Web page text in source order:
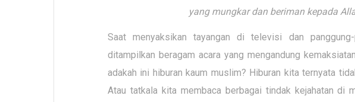
yang mungkar dan beriman kepada
Saat menyaksikan tayangan di televisi dan
ditampilkan beragam acara yang mengandung
adakah ini hiburan kaum muslim? Hiburan kita ternyata
Atau tatkala kita membaca berbagai tindak kejahatan di